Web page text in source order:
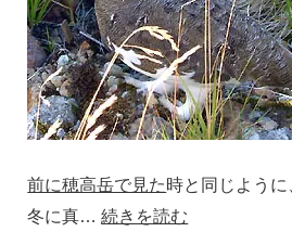
前に穂高岳で見た時と同じよう
冬に真…続きを読む